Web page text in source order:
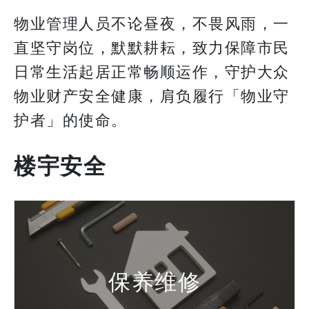
物业管理人员不论昼夜，不畏风雨，一
直坚守岗位，默默耕耘，致力保障市民
日常生活起居正常畅顺运作，守护大众
物业财产安全健康，肩负履行「物业守
护者」的使命。
楼宇安全
保养维修